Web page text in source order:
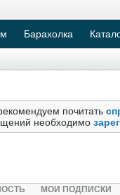
Барахолка
почитать
необходимо
МОИ ПОДПИСКИ